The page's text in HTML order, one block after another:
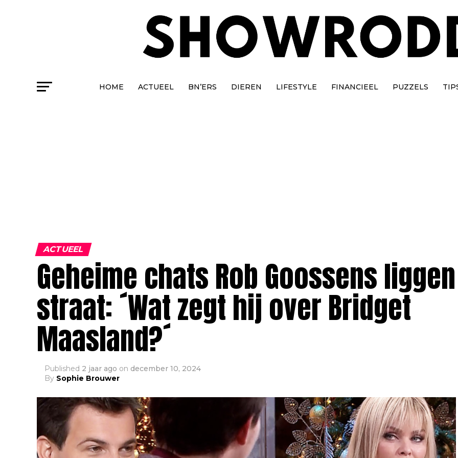
HOME ACTUEEL BN’ERS DIEREN LIFESTYLE FINANCIEEL PUZZELS
ACTUEEL
Geheime chats Rob Goossens
straat: ´Wat zegt hij over Bridget
Maasland?´
Published 2 jaar ago on december 10, 2024
By Sophie Brouwer